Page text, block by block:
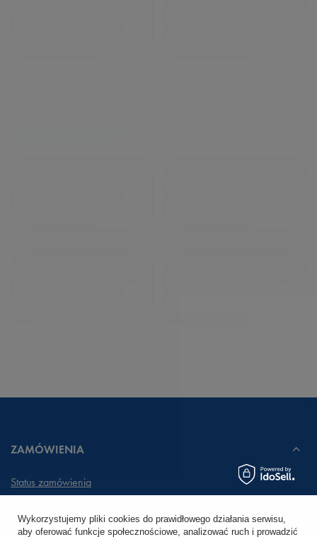
ZAMÓWIENIA
Status zamówienia
Wykorzystujemy pliki cookies do prawidłowego działania serwisu,
aby oferować funkcje społecznościowe, analizować ruch i prowadzić